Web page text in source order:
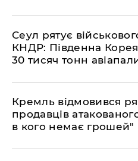
​Сеул рятує
КНДР: Південна
30 тисяч тонн
​Кремль відмовився
продавців
в кого немає грошей"